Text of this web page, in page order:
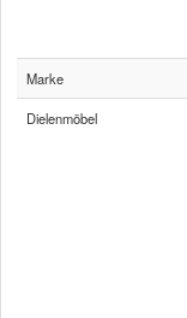
Marke
Dielenmöbel